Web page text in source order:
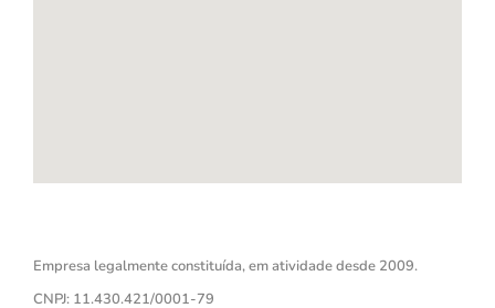
Empresa legalmente constituída, em atividade desde 2009.
CNPJ: 11.430.421/0001-79